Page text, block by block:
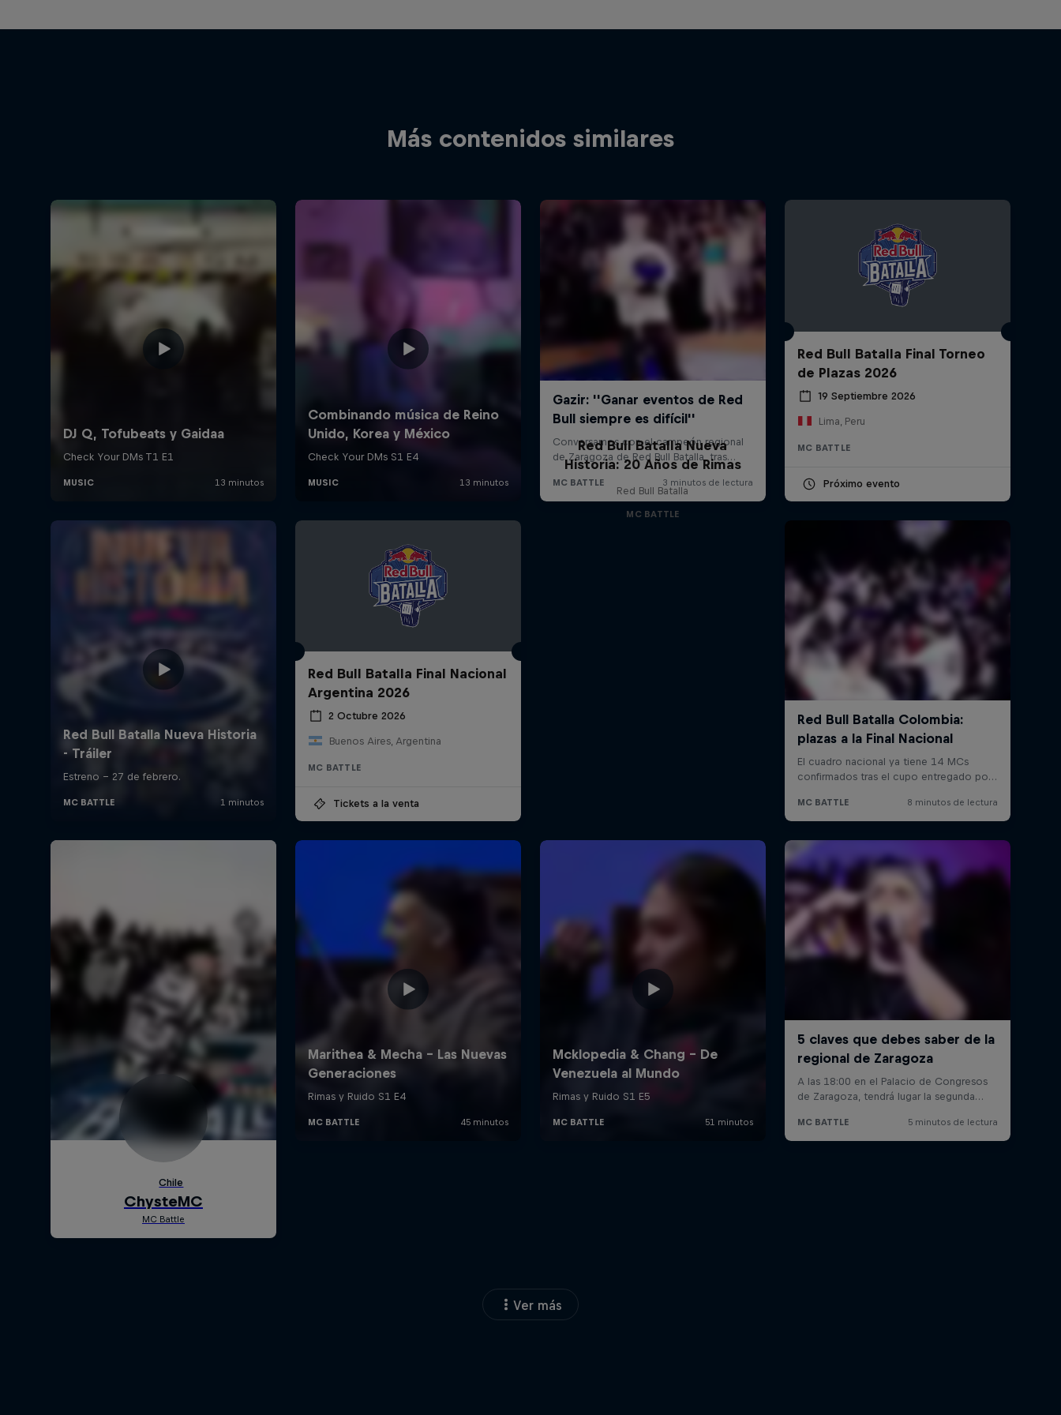
Más contenidos similares
Red Bull Batalla Final Torneo
de Plazas 2026
19 Septiembre 2026
Lima, Peru
MC BATTLE
Próximo evento
Red Bull Batalla Final Nacional
Argentina 2026
2 Octubre 2026
Buenos Aires, Argentina
MC BATTLE
Tickets a la venta
Red Bull Batalla Nueva
Historia: 20 Años de Rimas
Red Bull Batalla
MC BATTLE
Ver más